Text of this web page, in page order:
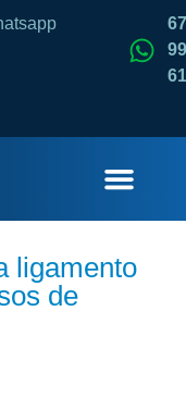
ligamento
de